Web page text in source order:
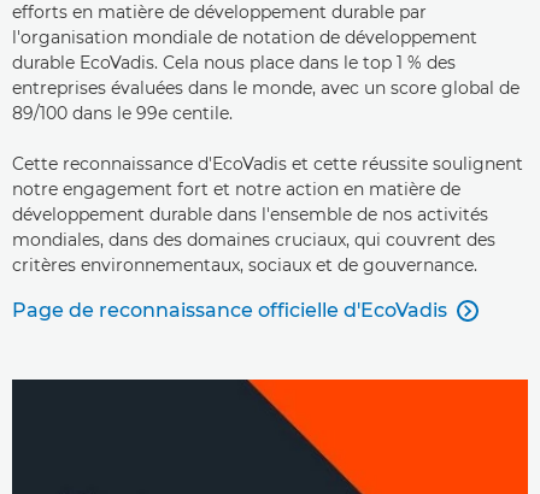
efforts en matière de développement durable par
l'organisation mondiale de notation de développement
durable EcoVadis. Cela nous place dans le top 1 % des
entreprises évaluées dans le monde, avec un score global de
89/100 dans le 99e centile.
Cette reconnaissance d'EcoVadis et cette réussite soulignent
notre engagement fort et notre action en matière de
développement durable dans l'ensemble de nos activités
mondiales, dans des domaines cruciaux, qui couvrent des
critères environnementaux, sociaux et de gouvernance.
Page de reconnaissance officielle d'EcoVadis 